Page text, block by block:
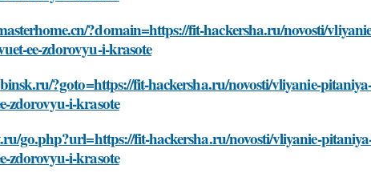
?domain=https://fit-hackersha.ru/novosti/
ee-zdorovyu-i-krasote
?goto=https://fit-hackersha.ru/novosti/vliyanie-
zdorovyu-i-krasote
go.php?url=https://fit-hackersha.ru/novosti/vliyanie-
zdorovyu-i-krasote